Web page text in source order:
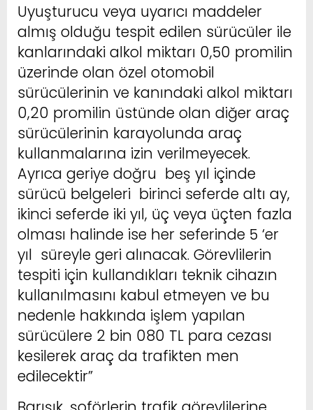
Uyuşturucu veya uyarıcı maddeler
almış olduğu tespit edilen sürücüler ile
kanlarındaki alkol miktarı 0,50 promilin
üzerinde olan özel otomobil
sürücülerinin ve kanındaki alkol miktarı
0,20 promilin üstünde olan diğer araç
sürücülerinin karayolunda araç
kullanmalarına izin verilmeyecek.
Ayrıca geriye doğru beş yıl içinde
sürücü belgeleri birinci seferde altı ay,
ikinci seferde iki yıl, üç veya üçten fazla
olması halinde ise her seferinde 5 ‘er
yıl süreyle geri alınacak. Görevlilerin
tespiti için kullandıkları teknik cihazın
kullanılmasını kabul etmeyen ve bu
nedenle hakkında işlem yapılan
sürücülere 2 bin 080 TL para cezası
kesilerek araç da trafikten men
edilecektir”